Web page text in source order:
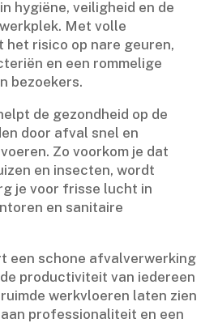
hygiëne, veiligheid en de
Met volle
het risico op nare geuren,
en een rommelige
bezoekers.​
de gezondheid op de
door afval snel en
Zo voorkom je dat
en insecten, wordt
je voor frisse lucht in
en sanitaire
een schone afvalverwerking
productiviteit van iedereen
werkvloeren laten zien
professionaliteit en een